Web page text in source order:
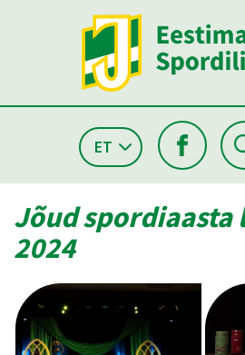
ET
Jõud spordiaasta
2024